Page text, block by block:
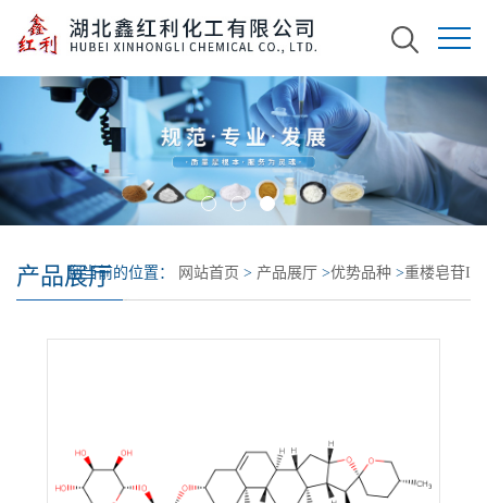
产品展厅您当前的位置： 网站首页 > 产品展厅 >优势品种 >重楼皂苷I